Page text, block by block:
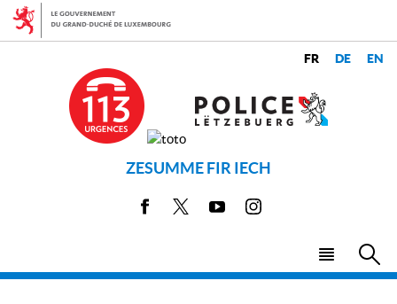
Aller
Aller
ZESUMME FIR IECH
Facebook YoutubeInstagram
Menu